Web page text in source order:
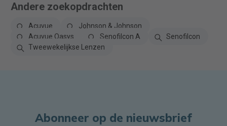
Andere zoekopdrachten
Acuvue
Johnson & Johnson
Acuvue Oasys
Senofilcon A
Senofilcon
Tweewekelijkse Lenzen
Abonneer op de nieuwsbrief